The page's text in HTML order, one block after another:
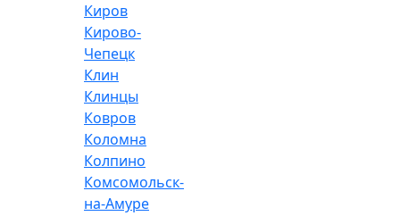
Киров
Кирово-
Чепецк
Клин
Клинцы
Ковров
Коломна
Колпино
Комсомольск-
на-Амуре